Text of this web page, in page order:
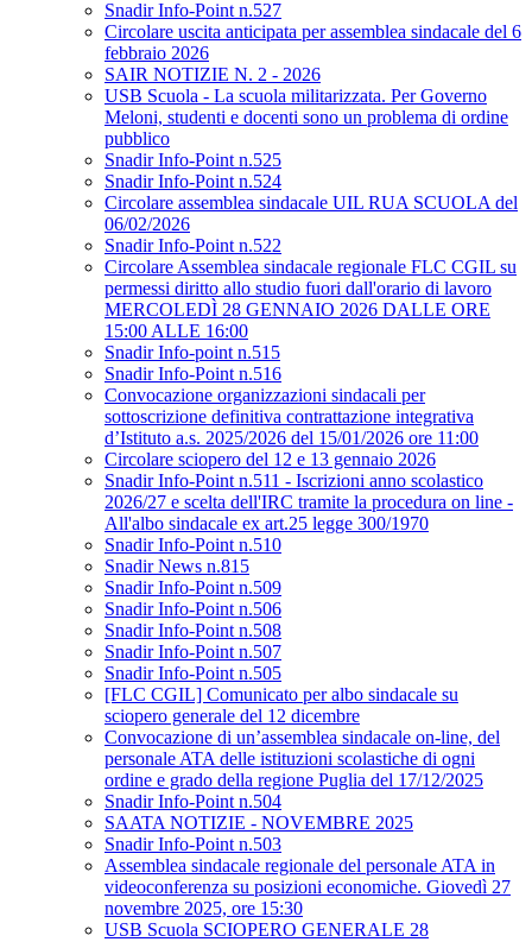
Snadir Info-Point n.527
Circolare uscita anticipata per assemblea sindacale del 6
febbraio 2026
SAIR NOTIZIE N. 2 - 2026
USB Scuola - La scuola militarizzata. Per Governo
Meloni, studenti e docenti sono un problema di ordine
pubblico
Snadir Info-Point n.525
Snadir Info-Point n.524
Circolare assemblea sindacale UIL RUA SCUOLA del
06/02/2026
Snadir Info-Point n.522
Circolare Assemblea sindacale regionale FLC CGIL su
permessi diritto allo studio fuori dall'orario di lavoro
MERCOLEDÌ 28 GENNAIO 2026 DALLE ORE
15:00 ALLE 16:00
Snadir Info-point n.515
Snadir Info-Point n.516
Convocazione organizzazioni sindacali per
sottoscrizione definitiva contrattazione integrativa
d’Istituto a.s. 2025/2026 del 15/01/2026 ore 11:00
Circolare sciopero del 12 e 13 gennaio 2026
Snadir Info-Point n.511 - Iscrizioni anno scolastico
2026/27 e scelta dell'IRC tramite la procedura on line -
All'albo sindacale ex art.25 legge 300/1970
Snadir Info-Point n.510
Snadir News n.815
Snadir Info-Point n.509
Snadir Info-Point n.506
Snadir Info-Point n.508
Snadir Info-Point n.507
Snadir Info-Point n.505
[FLC CGIL] Comunicato per albo sindacale su
sciopero generale del 12 dicembre
Convocazione di un’assemblea sindacale on-line, del
personale ATA delle istituzioni scolastiche di ogni
ordine e grado della regione Puglia del 17/12/2025
Snadir Info-Point n.504
SAATA NOTIZIE - NOVEMBRE 2025
Snadir Info-Point n.503
Assemblea sindacale regionale del personale ATA in
videoconferenza su posizioni economiche. Giovedì 27
novembre 2025, ore 15:30
USB Scuola SCIOPERO GENERALE 28